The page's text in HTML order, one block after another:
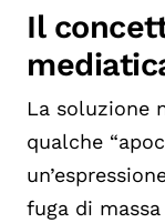
Il
La soluzione
qualche
fuga di